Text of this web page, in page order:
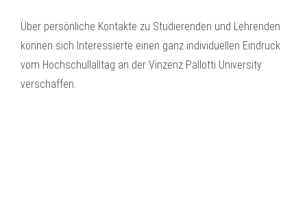
Über persönliche Kontakte zu Studierenden und Lehrenden
können sich Interessierte einen ganz individuellen Eindruck
vom Hochschullalltag an der Vinzenz Pallotti University
verschaffen.